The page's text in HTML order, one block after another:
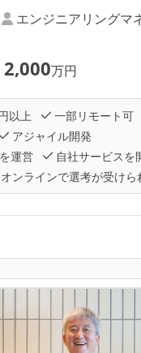
エンジニアリングマ
2,000万円
以上
一部リモート可
アジャイル開発
運営
自社サービスを
オンラインで選考が受けら